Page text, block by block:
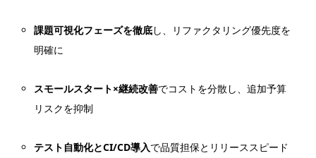
課題可視化フェーズを徹底し、リファクタリング優先度を
明確に
スモールスタート×継続改善でコストを分散し、追加予算
リスクを抑制
テスト自動化とCI/CD導入で品質担保とリリーススピード